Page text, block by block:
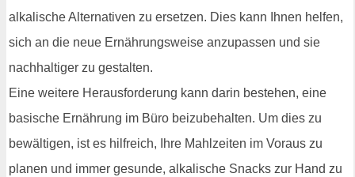
alkalische Alternativen zu ersetzen. Dies kann Ihnen helfen,
sich an die neue Ernährungsweise anzupassen und sie
nachhaltiger zu gestalten.
Eine weitere Herausforderung kann darin bestehen, eine
basische Ernährung im Büro beizubehalten. Um dies zu
bewältigen, ist es hilfreich, Ihre Mahlzeiten im Voraus zu
planen und immer gesunde, alkalische Snacks zur Hand zu